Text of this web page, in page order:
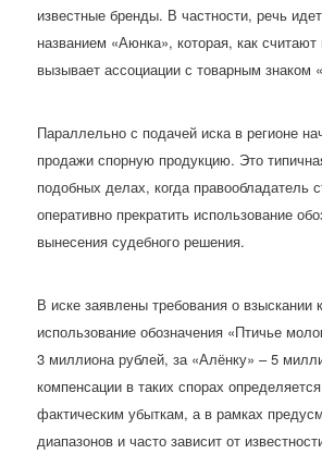
известные бренды. В частности, речь
названием «Аюнка», которая, как
вызывает ассоциации с товарным знаком
Параллельно с подачей иска в регионе
продажи спорную продукцию. Это
подобных делах, когда правообладатель
оперативно прекратить использование
вынесения судебного решения.
В иске заявлены требования о взыскании
использование обозначения «Птичье
3 миллиона рублей, за «Алёнку» – 5
компенсации в таких спорах
фактическим убыткам, а в рамках
диапазонов и часто зависит от